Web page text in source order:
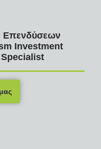
Επενδύσεων
Investment